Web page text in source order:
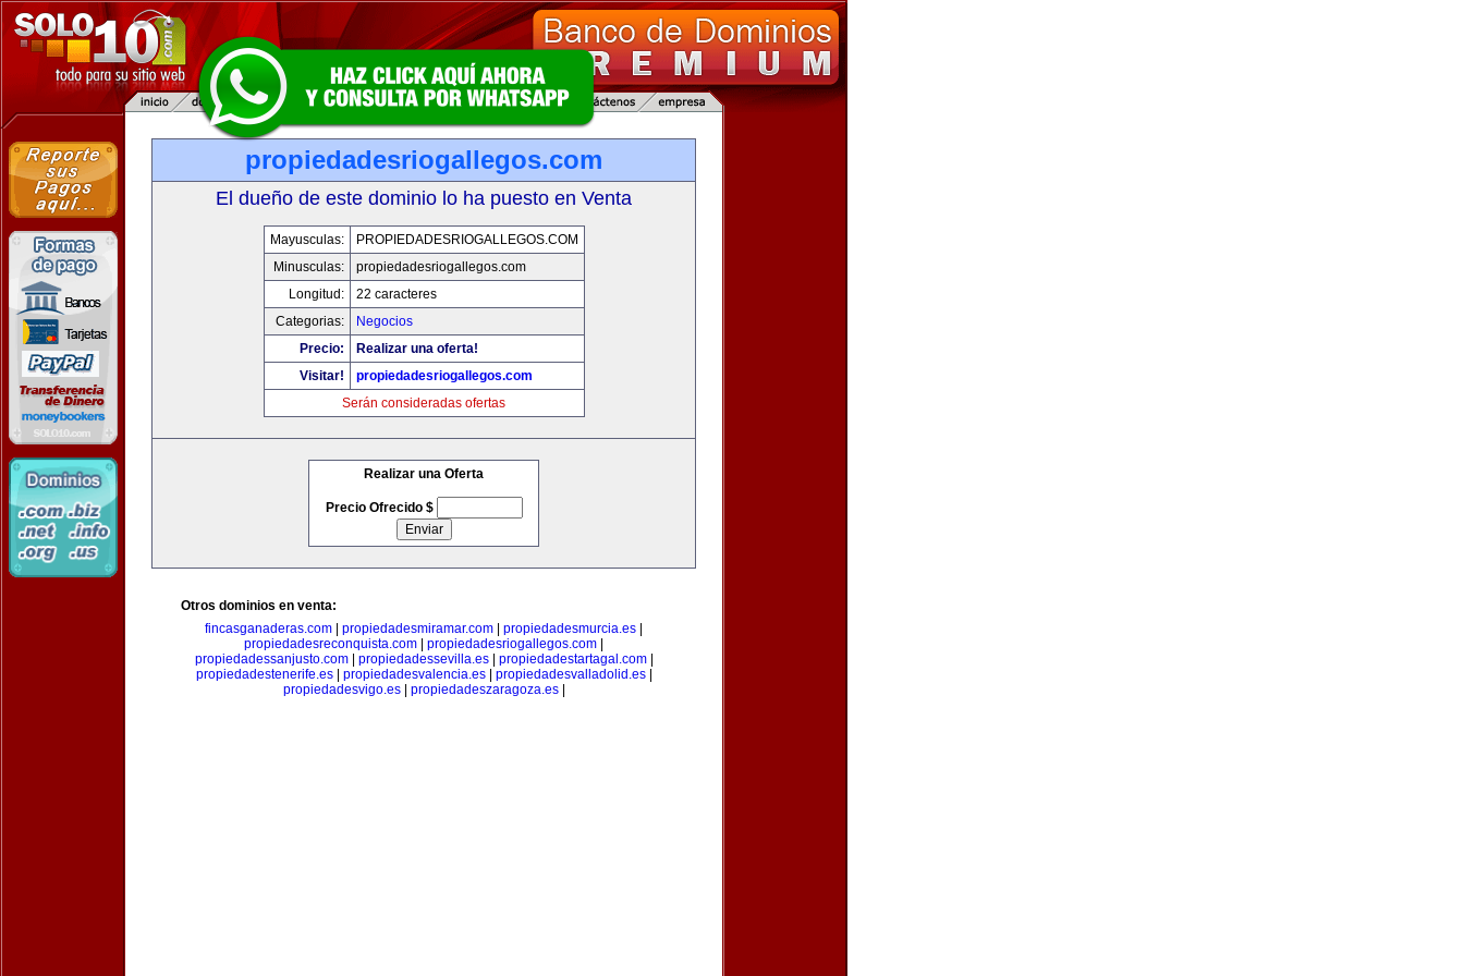
propiedadesriogallegos.com
El dueño de este dominio lo ha puesto en Venta
Mayusculas:
PROPIEDADESRIOGALLEGOS.COM
Minusculas:
propiedadesriogallegos.com
Longitud:
22 caracteres
Categorias:
Negocios
Precio:
Realizar una oferta!
Visitar!
propiedadesriogallegos.com
Serán consideradas ofertas
Realizar una Oferta
Precio Ofrecido $
Otros dominios en venta:
fincasganaderas.com
propiedadesmiramar.com propiedadesmurcia.es
propiedadesreconquista.com
propiedadesriogallegos.com
propiedadessanjusto.com| propiedadessevilla.es| propiedadestartagal.com|
propiedadestenerife.es| propiedadesvalencia.es| propiedadesvalladolid.es|
propiedadesvigo.es| propiedadeszaragoza.es|